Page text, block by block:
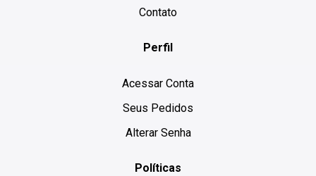
Contato
Perfil
Acessar Conta
Seus Pedidos
Alterar Senha
Políticas